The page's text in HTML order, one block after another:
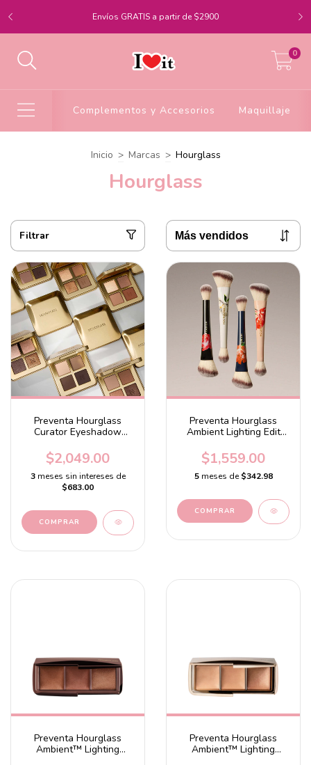
Envíos GRATIS a partir de $2900
0
Complementos y Accesorios Maquillaje
Inicio > Marcas > Hourglass
Hourglass
Filtrar
Preventa Hourglass
Curator Eyeshadow
$2,049.00
3 meses sin intereses de
$683.00
COMPRAR
Preventa Hourglass
Ambient Lighting Edit
$1,559.00
5 meses de$342.98
COMPRAR
Preventa Hourglass
Ambient™ Lighting
Preventa Hourglass
Ambient™ Lighting